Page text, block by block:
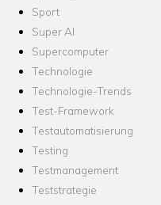
Sport
Super AI
Supercomputer
Technologie
Technologie-Trends
Test-Framework
Testautomatisierung
Testing
Testmanagement
Teststrategie